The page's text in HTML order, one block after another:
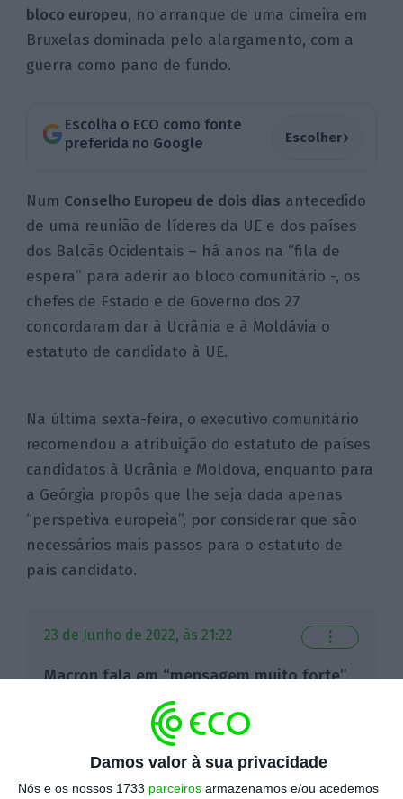
Damos valor à sua privacidade
Nós e os nossos 1733 parceiros armazenamos e/ou acedemos
bloco europeu, no arranque de uma cimeira em
Bruxelas dominada pelo alargamento, com a
guerra como pano de fundo.
Escolha o ECO como fonte
preferida no Google
Escolher›
Num Conselho Europeu de dois dias antecedido
de uma reunião de líderes da UE e dos países
dos Balcãs Ocidentais – há anos na “fila de
espera” para aderir ao bloco comunitário -, os
chefes de Estado e de Governo dos 27
concordaram dar à Ucrânia e à Moldávia o
estatuto de candidato à UE.
Na última sexta-feira, o executivo comunitário
recomendou a atribuição do estatuto de países
candidatos à Ucrânia e Moldova, enquanto para
a Geórgia propôs que lhe seja dada apenas
“perspetiva europeia”, por considerar que são
necessários mais passos para o estatuto de
país candidato.
23 de Junho de 2022, às 21:22 ⋮
Macron fala em “mensagem muito forte”
também para Moscovo
O Presidente francês considerou hoje que
a atribuição à Ucrânia do estatuto de